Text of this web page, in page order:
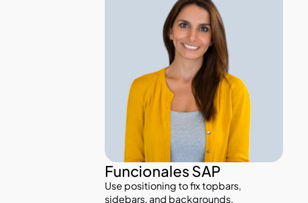
Funcionales SAP
Use positioning to fix topbars,
sidebars, and backgrounds.